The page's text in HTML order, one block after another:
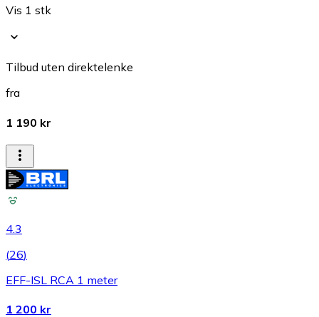
Vis 1 stk
Tilbud uten direktelenke
fra
1 190 kr
4.3
(26)
EFF-ISL RCA 1 meter
1 200 kr